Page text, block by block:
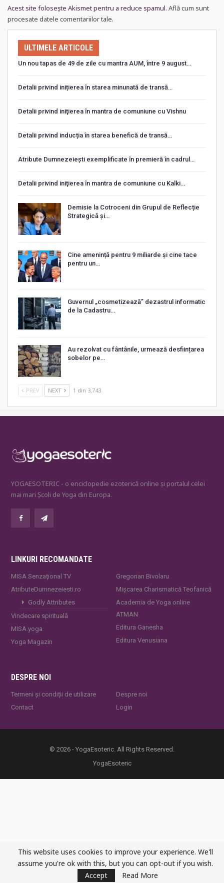
Acest site folosește Akismet pentru a reduce spamul. Află cum sunt
procesate datele comentariilor tale.
ULTIMELE ARTICOLE
Un nou tapas de 49 de zile cu mantra AUM, între 9 august…
Detalii privind inițierea în starea minunată de transă…
Detalii privind iniţierea în mantra de comuniune cu Vishnu
Detalii privind inducția în starea benefică de transă…
Atribute Dumnezeiești exemplificate în premieră în cadrul…
Detalii privind iniţierea în mantra de comuniune cu Kalki…
Demisie la Cotroceni din Grupul de Reflecție
Strategică și…
Cine amenință pentru 9 miliarde și cine tace
pentru un…
Guvernul „cosmetizează” dezastrul informatic
de la Cadastru…
Au rezolvat cu fântânile, urmează desființarea
sobelor pe…
PREV NEXT 1 din 3.743
YOGAESOTERIC - o enciclopedie ezoterică online și portalul celei
mai mari Școli de Yoga din Europa.
LINKURI RECOMANDATE
MISA Senzaţional TV
AtributeDumnezeiesti.ro
Godly Attributes
Vindecare spirituală
MISA.yoga
Yoga Magazin
Gregorian Bivolaru
Mișcarea Charismatică Teofanică
Academia de Yoga online
ATMAN
Editura Ganesha
Editura Venusiana
DESPRE NOI
Termeni și condiții de utilizare
Contact
Despre noi
Login
© 2026 - YogaEsoteric. All Rights Reserved.
YogaEsoteric
This website uses cookies to improve your experience. We'll
assume you're ok with this, but you can opt-out if you wish.
Accept
Read More